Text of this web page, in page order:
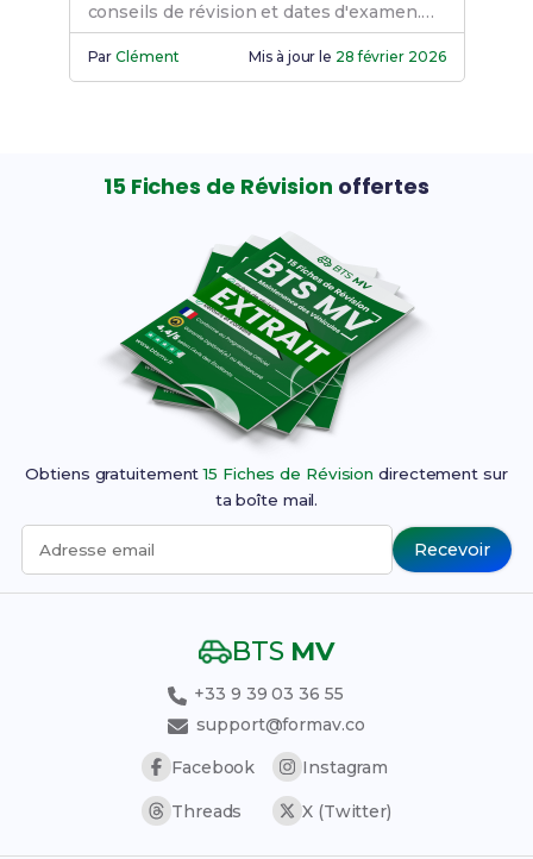
conseils de révision et dates d'examen.
Prépare-toi efficacement dès maintenant
!ParClément Mis à jour le 28 février 2026
15 Fiches de Révision offertes
Obtiens gratuitement15 Fiches de Révision directement sur
ta boîte mail.
Adresse email Recevoir
BTS MV
+33 9 39 03 36 55
support@formav.co
Facebook
Instagram
Threads X (Twitter)